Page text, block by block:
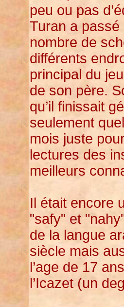
peu ou pas
Turan a passé
nombre de
différents
principal du
de son père.
qu’il finissait
seulement
mois juste
lectures des
meilleurs
Il était encore
"safy" et
de la langue
siècle mais
l’age de 17
l’Icazet (un